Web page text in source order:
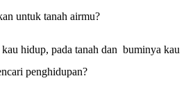
untuk tanah airmu?
hidup, pada tanah dan buminya kau
penghidupan?